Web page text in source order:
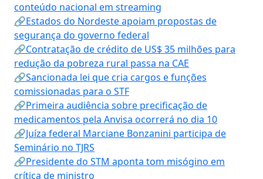
conteúdo nacional em streaming
🔗Estados do Nordeste apoiam propostas de
segurança do governo federal
🔗Contratação de crédito de US$ 35 milhões para
redução da pobreza rural passa na CAE
🔗Sancionada lei que cria cargos e funções
comissionadas para o STF
🔗Primeira audiência sobre precificação de
medicamentos pela Anvisa ocorrerá no dia 10
🔗Juíza federal Marciane Bonzanini participa de
Seminário no TJRS
🔗Presidente do STM aponta tom misógino em
crítica de ministro